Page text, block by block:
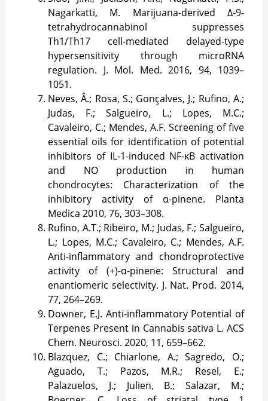
Nagarkatti, M. Marijuana-derived Δ-9-
tetrahydrocannabinol suppresses
Th1/Th17 cell-mediated delayed-type
hypersensitivity through microRNA
regulation. J. Mol. Med. 2016, 94, 1039–
1051.
Neves, Â.; Rosa, S.; Gonçalves, J.; Rufino, A.;
Judas, F.; Salgueiro, L.; Lopes, M.C.;
Cavaleiro, C.; Mendes, A.F. Screening of five
essential oils for identification of potential
inhibitors of IL-1-induced NF-κB activation
and NO production in human
chondrocytes: Characterization of the
inhibitory activity of α-pinene. Planta
Medica 2010, 76, 303–308.
Rufino, A.T.; Ribeiro, M.; Judas, F.; Salgueiro,
L.; Lopes, M.C.; Cavaleiro, C.; Mendes, A.F.
Anti-inflammatory and chondroprotective
activity of (+)-α-pinene: Structural and
enantiomeric selectivity. J. Nat. Prod. 2014,
77, 264–269.
Downer, E.J. Anti-inflammatory Potential of
Terpenes Present in Cannabis sativa L. ACS
Chem. Neurosci. 2020, 11, 659–662.
Blazquez, C.; Chiarlone, A.; Sagredo, O.;
Aguado, T.; Pazos, M.R.; Resel, E.;
Palazuelos, J.; Julien, B.; Salazar, M.;